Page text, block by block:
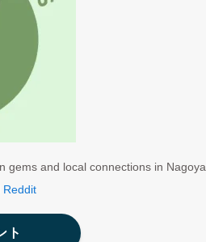
and local connections in Nagoya.
Reddit
ト